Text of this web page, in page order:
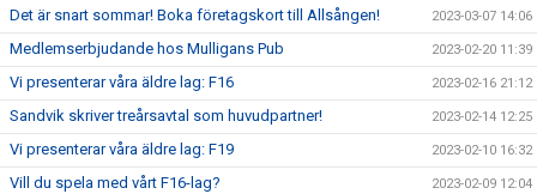
Det är snart sommar! Boka företagskort till Allsången! 2023-03-07 14:06
Medlemserbjudande hos Mulligans Pub 2023-02-20 11:39
Vi presenterar våra äldre lag: F16 2023-02-16 21:12
Sandvik skriver treårsavtal som huvudpartner! 2023-02-14 12:25
Vi presenterar våra äldre lag: F19 2023-02-10 16:32
Vill du spela med vårt F16-lag? 2023-02-09 12:04